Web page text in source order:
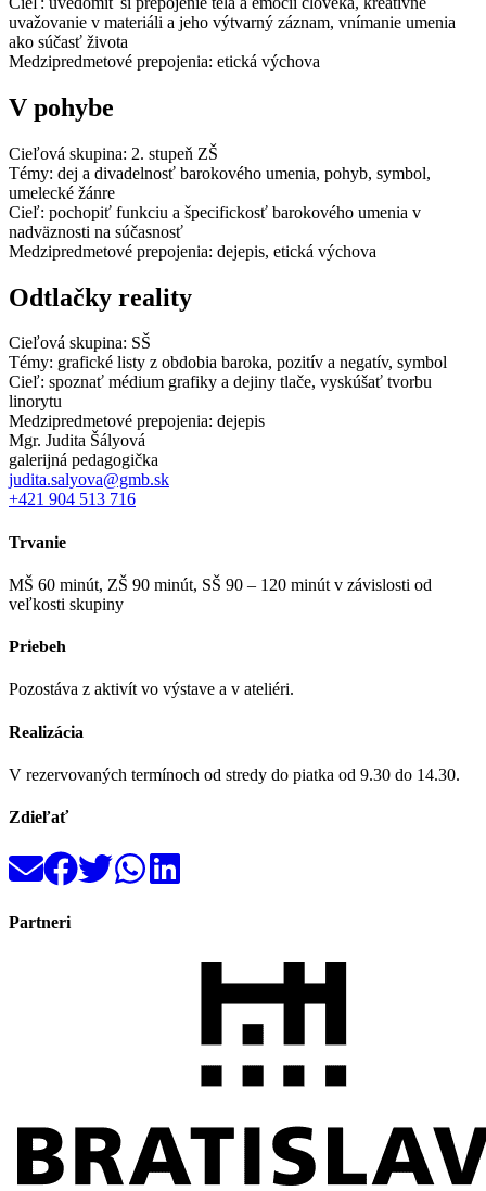
uvažovanie v materiáli a jeho výtvarný záznam, vnímanie umenia
ako súčasť života
Medzipredmetové prepojenia: etická výchova
V pohybe
Cieľová skupina: 2. stupeň ZŠ
Témy: dej a divadelnosť barokového umenia, pohyb, symbol,
umelecké žánre
Cieľ: pochopiť funkciu a špecifickosť barokového umenia v
nadväznosti na súčasnosť
Medzipredmetové prepojenia: dejepis, etická výchova
Odtlačky reality
Cieľová skupina: SŠ
Témy: grafické listy z obdobia baroka, pozitív a negatív, symbol
Cieľ: spoznať médium grafiky a dejiny tlače, vyskúšať tvorbu
linorytu
Medzipredmetové prepojenia: dejepis
Mgr. Judita Šályová
galerijná pedagogička
judita.salyova@gmb.sk
+421 904 513 716
Trvanie
MŠ 60 minút, ZŠ 90 minút, SŠ 90 – 120 minút v závislosti od
veľkosti skupiny
Priebeh
Pozostáva z aktivít vo výstave a v ateliéri.
Realizácia
V rezervovaných termínoch od stredy do piatka od 9.30 do 14.30.
Zdieľať
Partneri